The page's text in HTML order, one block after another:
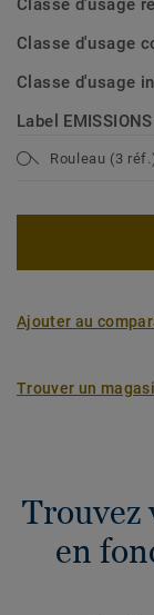
Classe d'usage
Classe d'usage
Classe d'usage
Label
Rouleau (3
Ajouter au
Trouver un
Trouvez
en